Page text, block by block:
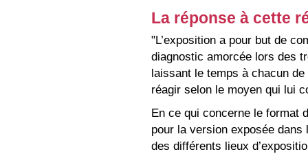
La réponse à cette
"L’exposition a pour but de
diagnostic amorcée lors des
laissant le temps à chacun
réagir selon le moyen qui lui
En ce qui concerne le format
pour la version exposée dans
des différents lieux